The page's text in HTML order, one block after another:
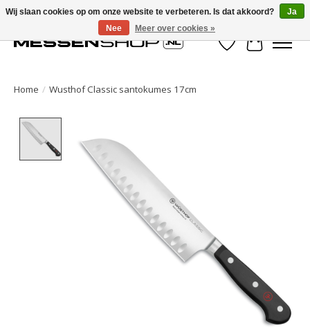
Verlanglijst
Home / Wusthof Classic santokumes 17cm
Wij slaan cookies op om onze website te verbeteren. Is dat akkoord?
Ja
Nee
Meer over cookies »